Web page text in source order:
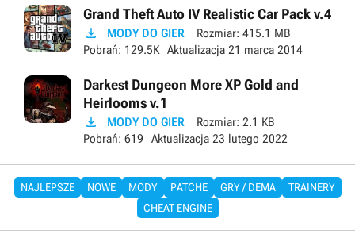
Grand Theft Auto IV Realistic Car Pack v.4
 MODY DO GIER Rozmiar: 415.1 MB
Pobrań: 129.5K Aktualizacja 21 marca 2014
Darkest Dungeon More XP Gold and
Heirlooms v.1
 MODY DO GIER Rozmiar: 2.1 KB
Pobrań: 619 Aktualizacja 23 lutego 2022
NAJLEPSZE NOWE MODY PATCHE GRY / DEMA
TRAINERY
CHEAT ENGINE